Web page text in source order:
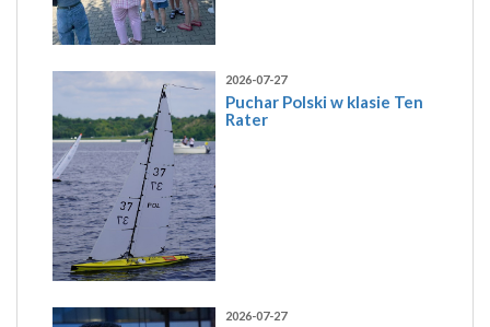
2026-07-27
Puchar Polski w klasie Ten
Rater
2026-07-27